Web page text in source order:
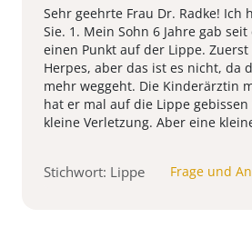
Sehr geehrte Frau Dr. Radke! Ich
Sie. 1. Mein Sohn 6 Jahre gab
einen Punkt auf der Lippe.
Herpes, aber das ist es nicht, da
mehr weggeht. Die Kinderärztin
hat er mal auf die Lippe
kleine Verletzung. Aber eine
Stichwort: Lippe Frage und